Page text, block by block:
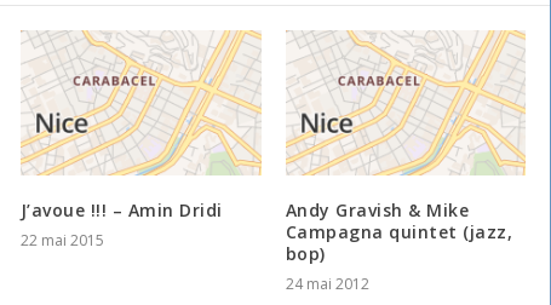
J’avoue !!! – Amin Dridi
22 mai 2015
Andy Gravish & Mike
Campagna quintet (jazz,
bop)
24 mai 2012